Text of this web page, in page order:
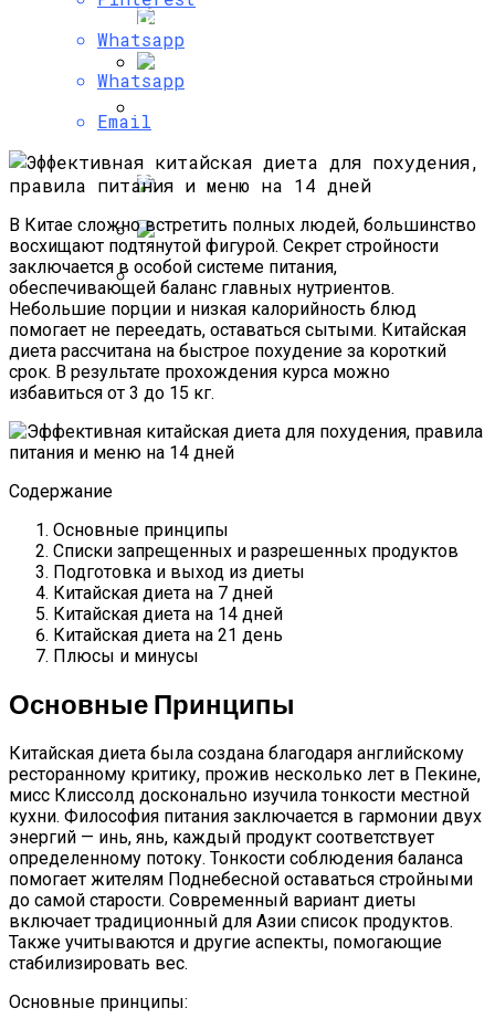
Хроническом Гастрите, Правила Диеты
Что Предусматривает Одна Из Самых
Эффективных Диета 2468, Меню На
Каждый День И Отзывы
Научиться Продавать Что Угодно
Состояние С Помощью
Психологических Тестов?
Способы И Механизмы
Психологической Защиты От
Негативного Влияния
Whatsapp
Whatsapp
Email
В Китае сложно встретить полных людей, большинство
восхищают подтянутой фигурой. Секрет стройности
заключается в особой системе питания,
обеспечивающей баланс главных нутриентов.
Небольшие порции и низкая калорийность блюд
помогает не переедать, оставаться сытыми. Китайская
диета рассчитана на быстрое похудение за короткий
срок. В результате прохождения курса можно
избавиться от 3 до 15 кг.
Содержание
Основные принципы
Списки запрещенных и разрешенных продуктов
Подготовка и выход из диеты
Китайская диета на 7 дней
Китайская диета на 14 дней
Китайская диета на 21 день
Плюсы и минусы
Основные Принципы
Китайская диета была создана благодаря английскому
ресторанному критику, прожив несколько лет в Пекине,
мисс Клиссолд досконально изучила тонкости местной
кухни. Философия питания заключается в гармонии двух
энергий — инь, янь, каждый продукт соответствует
определенному потоку. Тонкости соблюдения баланса
помогает жителям Поднебесной оставаться стройными
до самой старости. Современный вариант диеты
включает традиционный для Азии список продуктов.
Также учитываются и другие аспекты, помогающие
стабилизировать вес.
Основные принципы: